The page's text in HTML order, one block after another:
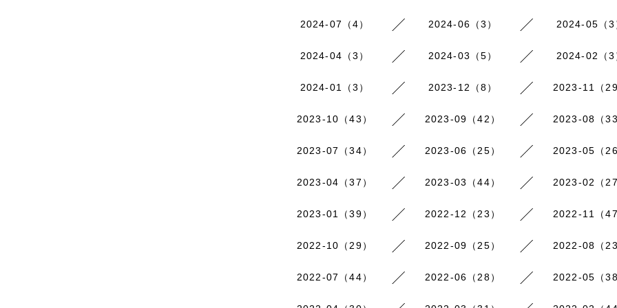
2024-07（4） 2024-06（3） 2024-05（3
2024-04（3） 2024-03（5） 2024-02（3
2024-01（3） 2023-12（8） 2023-11（29
2023-10（43） 2023-09（42） 2023-08（33
2023-07（34） 2023-06（25） 2023-05（26
2023-04（37） 2023-03（44） 2023-02（27
2023-01（39） 2022-12（23） 2022-11（47
2022-10（29） 2022-09（25） 2022-08（23
2022-07（44） 2022-06（28） 2022-05（38